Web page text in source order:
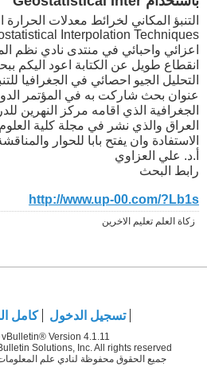
التنبؤ المكاني لخرائط معدلات
Interpolation Techniques
اعزائي واحبائي في منتدى نادي نظم
انقطاع طويل عن الكتابة اعود اليكم
التحليل الجيو احصائي في الجغرافيا
عنوان بحث شاركت به في المؤتمر
الجغرافية الذي اقامه مركز النهرين
العراق والذي نشر في مجلة كلية
الاستفادة وان يفتح بابا للحوار
أ.د. علي العزاوي
رابط البحث
http://www.up-00.com/?Lb1s
زكاة العلم تعليم الاخرين
تسجيل الدخول كامل
Version 4.1.11
Solutions, Inc. All rights reserved
جميع الحقوق محفوظة لنادي علم المعلومات الجغرافية